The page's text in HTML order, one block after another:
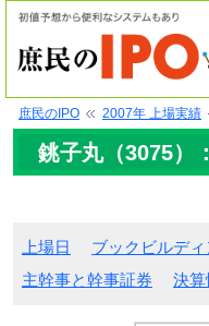
庶民のIPO 2007年 上場実績
銚子丸（3075）
上場日 ブックビルデ
主幹事と幹事証券
決算